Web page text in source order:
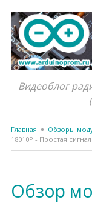
Видеоблог
Главная Обзоры
18010P - Простая
Обзор